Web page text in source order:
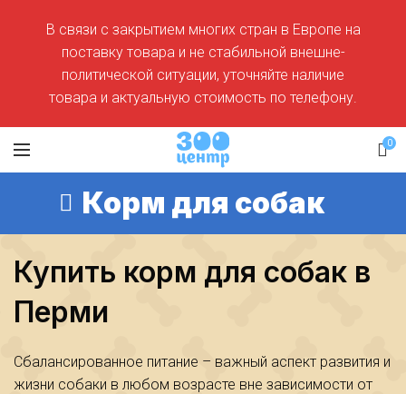
0
Корм для собак
Купить корм для собак в
Перми
Сбалансированное питание – важный аспект развития и
жизни собаки в любом возрасте вне зависимости от
В связи с закрытием многих стран в Европе на
поставку товара и не стабильной внешне-
политической ситуации, уточняйте наличие
товара и актуальную стоимость по телефону.